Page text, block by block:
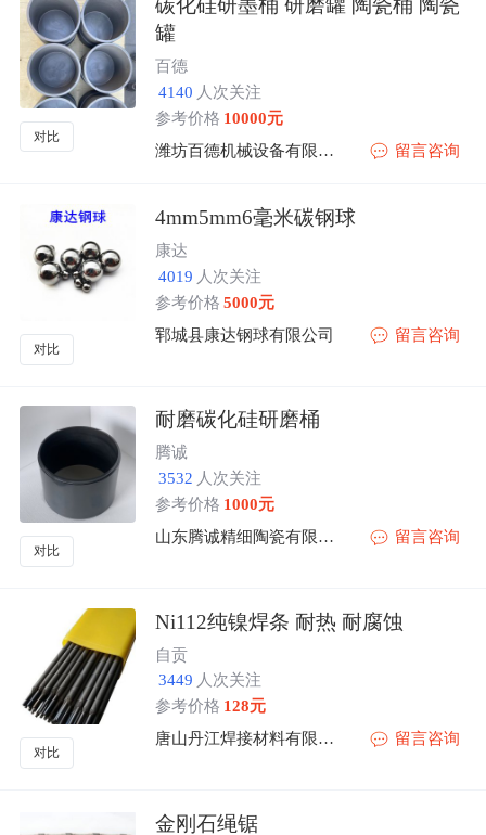
对比
碳化硅研墨桶 研磨罐 陶瓷桶 陶瓷
罐
百德
4140 人次关注
参考价格 10000元
潍坊百德机械设备有限公司
留言咨询
对比
4mm5mm6毫米碳钢球
康达
4019 人次关注
参考价格 5000元
郓城县康达钢球有限公司
留言咨询
对比
耐磨碳化硅研磨桶
腾诚
3532 人次关注
参考价格 1000元
山东腾诚精细陶瓷有限公司
留言咨询
对比
Ni112纯镍焊条 耐热 耐腐蚀
自贡
3449 人次关注
参考价格 128元
唐山丹江焊接材料有限公司
留言咨询
金刚石绳锯